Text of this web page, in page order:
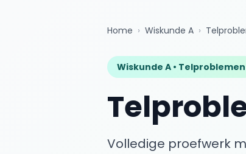
Home › Wiskunde A ›
Wiskunde A • Telproblemen
Volledige proefwerk